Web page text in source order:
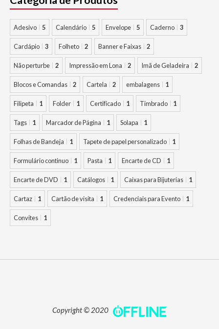
Adesivo 5 Calendário 5 Envelope 5 Caderno 3
Cardápio 3 Folheto 2 Banner e Faixas 2
Não perturbe 2 Impressão em Lona 2 Imã de Geladeira 2
Blocos e Comandas 2 Cartela 2 embalagens 1
Filipeta 1 Folder 1 Certificado 1 Timbrado 1
Tags 1 Marcador de Página 1 Solapa 1
Folhas de Bandeja 1 Tapete de papel personalizado 1
Formulário continuo 1 Pasta 1 Encarte de CD 1
Encarte de DVD 1 Catálogos 1 Caixas para Bijuterias 1
Cartaz 1 Cartão de visita 1 Credenciais para Evento 1
Convites 1
Copyright © 2020